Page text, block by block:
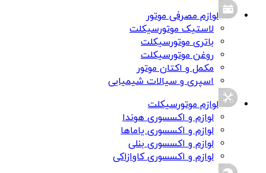
لوازم مصرفی موتور
لاستیک موتورسیکلت
باتری موتورسیکلت
روغن موتورسیکلت
مکمل و اکتان موتور
اسپری و سیالات شیمیایی
لوازم موتورسیکلت
لوازم و اکسسوری هوندا
لوازم و اکسسوری یاماها
لوازم و اکسسوری بنلی
لوازم و اکسسوری کاوازاکی